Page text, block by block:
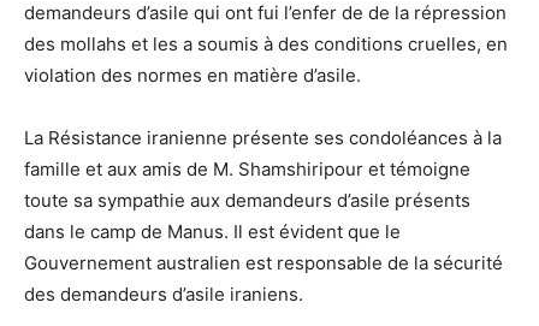
demandeurs d’asile qui ont fui l’enfer de de la répression
des mollahs et les a soumis à des conditions cruelles, en
violation des normes en matière d’asile.
La Résistance iranienne présente ses condoléances à la
famille et aux amis de M. Shamshiripour et témoigne
toute sa sympathie aux demandeurs d’asile présents
dans le camp de Manus. Il est évident que le
Gouvernement australien est responsable de la sécurité
des demandeurs d’asile iraniens.